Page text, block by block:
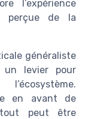
l’expérience
perçue de la
généraliste
un levier pour
en avant de
tout peut être